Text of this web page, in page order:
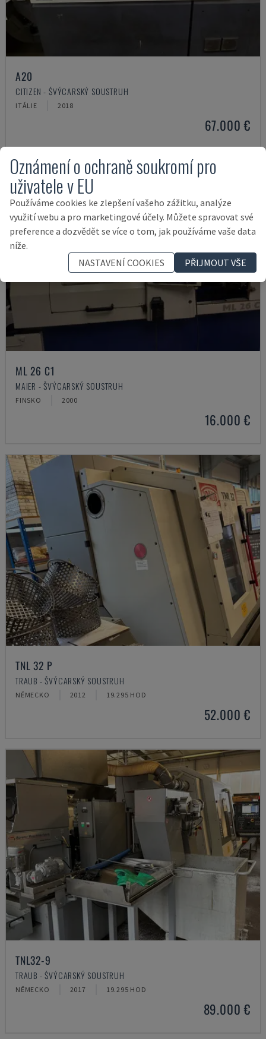
A20
CITIZEN - ŠVÝCARSKÝ SOUSTRUH
ITÁLIE 2018
67.000 €
ML 26 C1
MAIER - ŠVÝCARSKÝ SOUSTRUH
FINSKO 2000
16.000 €
TNL 32 P
TRAUB - ŠVÝCARSKÝ SOUSTRUH
NĚMECKO 2012 19.295 HOD
52.000 €
TNL32-9
TRAUB - ŠVÝCARSKÝ SOUSTRUH
NĚMECKO 2017 19.295 HOD
89.000 €
Oznámení o ochraně soukromí pro
uživatele v EU
Používáme cookies ke zlepšení vašeho zážitku, analýze
využití webu a pro marketingové účely. Můžete spravovat své
preference a dozvědět se více o tom, jak používáme vaše data
níže.
NASTAVENÍ COOKIES
PŘIJMOUT VŠE